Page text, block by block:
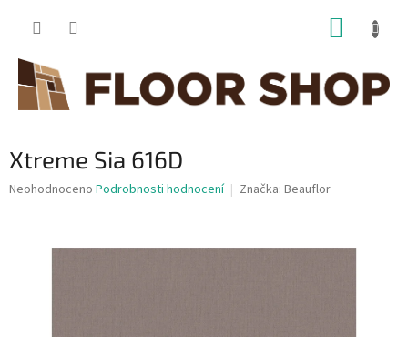
Xtreme Sia 616D
Průměrné
Neohodnoceno Podrobnosti hodnocení Značka: Beauflor